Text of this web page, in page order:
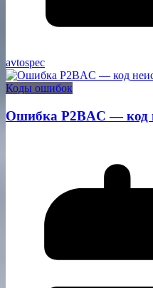
avtospec
Коды ошибок
Ошибка P2BAC — код